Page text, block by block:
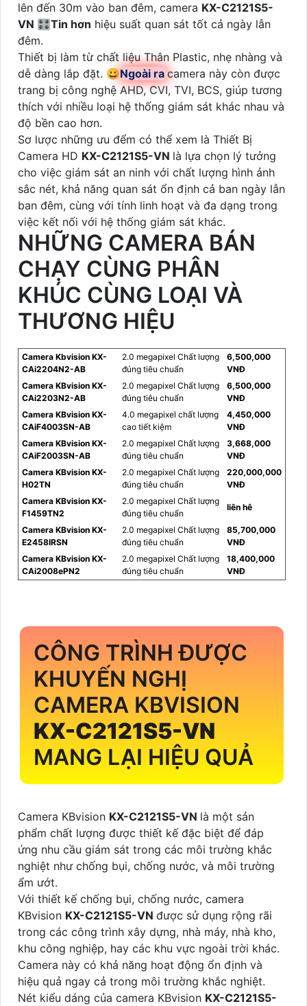
lên đến 30m vào ban đêm, camera KX-C2121S5-
VN 🎛Tin hơn hiệu suất quan sát tốt cả ngày lẫn
đêm.
Thiết bị làm từ chất liệu Thân Plastic, nhẹ nhàng và
dễ dàng lắp đặt. 😀Ngoài ra camera này còn được
trang bị công nghệ AHD, CVI, TVI, BCS, giúp tương
thích với nhiều loại hệ thống giám sát khác nhau và
độ bền cao hơn.
Sơ lược những ưu đểm có thể xem là Thiết Bị
Camera HD KX-C2121S5-VN là lựa chọn lý tưởng
cho việc giám sát an ninh với chất lượng hình ảnh
sắc nét, khả năng quan sát ổn định cả ban ngày lẫn
ban đêm, cùng với tính linh hoạt và đa dạng trong
việc kết nối với hệ thống giám sát khác.
NHỮNG CAMERA BÁN
CHẠY CÙNG PHÂN
KHÚC CÙNG LOẠI VÀ
THƯƠNG HIỆU
Camera Kbvision KX-
CAi2204N2-AB
2.0 megapixel Chất lượng
đúng tiêu chuẩn
6,500,000
VNĐ
Camera KBvision KX-
CAi2203N2-AB
2.0 megapixel Chất lượng
đúng tiêu chuẩn
6,500,000
VNĐ
Camera KBvision KX-
CAiF4003SN-AB
4.0 megapixel chất lượng
cao tiết kiệm
4,450,000
VNĐ
Camera KBvision KX-
CAiF2003SN-AB
2.0 megapixel Chất lượng
đúng tiêu chuẩn
3,668,000
VNĐ
Camera KBvision KX-
H02TN
2.0 megapixel Chất lượng
đúng tiêu chuẩn
220,000,000
VNĐ
Camera KBvision KX-
F1459TN2
2.0 megapixel Chất lượng
đúng tiêu chuẩn
liên hê
Camera KBvision KX-
E2458IRSN
2.0 megapixel Chất lượng
đúng tiêu chuẩn
85,700,000
VNĐ
Camera KBvision KX-
CAi2008ePN2
2.0 megapixel Chất lượng
đúng tiêu chuẩn
18,400,000
VNĐ
CÔNG TRÌNH ĐƯỢC
KHUYẾN NGHỊ
CAMERA KBVISION
KX-C2121S5-VN
MANG LẠI HIỆU QUẢ
Camera KBvision KX-C2121S5-VN là một sản
phẩm chất lượng được thiết kế đặc biệt để đáp
ứng nhu cầu giám sát trong các môi trường khắc
nghiệt như chống bụi, chống nước, và môi trường
ẩm ướt.
Với thiết kế chống bụi, chống nước, camera
KBvision KX-C2121S5-VN được sử dụng rộng rãi
trong các công trình xây dựng, nhà máy, nhà kho,
khu công nghiệp, hay các khu vực ngoài trời khác.
Camera này có khả năng hoạt động ổn định và
hiệu quả ngay cả trong môi trường khắc nghiệt.
Nét kiểu dáng của camera KBvision KX-C2121S5-